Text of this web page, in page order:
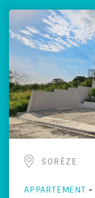
SORÈZE
APPARTEMENT -